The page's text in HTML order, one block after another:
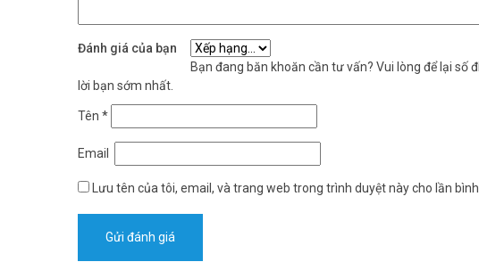
Đặt mua hàng Online ngay hôm nay để được hỗ trợ giá tốt nhất. Tham
Đánh giá của bạn
Bạn đang băn khoăn cần tư vấn? Vui lòng để lại số
lời bạn sớm nhất.
Tên *
Email
Lưu tên của tôi, email, và trang web trong trình duyệt này cho lần bình